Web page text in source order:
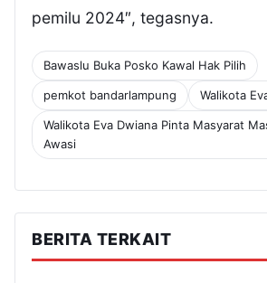
pemilu 2024″, tegasnya.
Bawaslu Buka Posko Kawal Hak Pilih
pemkot bandarlampung Walikota
Walikota Eva Dwiana Pinta Masyarat
Awasi
BERITA TERKAIT